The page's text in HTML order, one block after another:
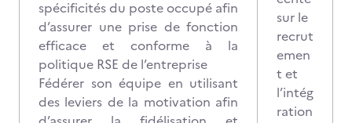
spécificités du poste occupé afin
d’assurer une prise de fonction
efficace et conforme à la
politique RSE de l’entreprise
Fédérer son équipe en utilisant
des leviers de la motivation afin
sur le
recrut
emen
t et
l’intég
ration